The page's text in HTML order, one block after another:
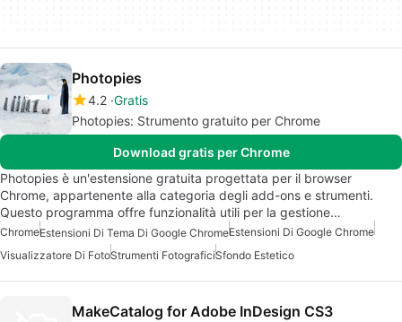
Photopies
4.2 Gratis
Photopies: Strumento gratuito per Chrome
Download gratis per Chrome
Photopies è un'estensione gratuita progettata per il browser
Chrome, appartenente alla categoria degli add-ons e strumenti.
Questo programma offre funzionalità utili per la gestione…
ChromeEstensioni Di Tema Di Google ChromeEstensioni Di Google Chrome
Visualizzatore Di FotoStrumenti FotograficiSfondo Estetico
MakeCatalog for Adobe InDesign CS3